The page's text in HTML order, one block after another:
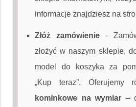
informacje znajdziesz na
Złóż zamówienie-
złożyć w naszym sklepie,
model do koszyka za
„Kup teraz”. Oferujemy
kominkowe na wymiar –